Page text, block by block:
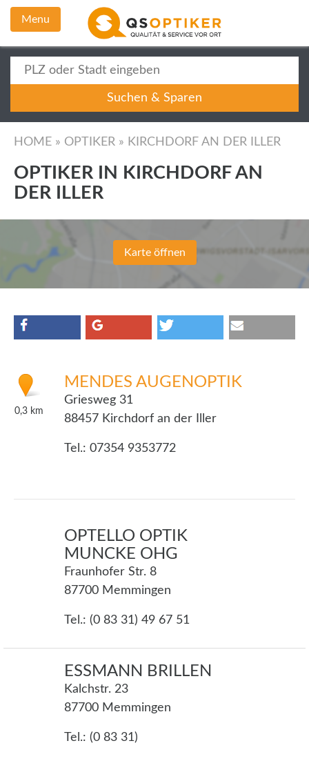
Menu
HOME » OPTIKER » KIRCHDORF AN DER ILLER
OPTIKER IN KIRCHDORF AN
DER ILLER
Karte öffnen
0,3km
MENDES AUGENOPTIK
Griesweg 31
88457 Kirchdorf an der Iller
Tel.: 07354 9353772
OPTELLO OPTIK
MUNCKE OHG
Fraunhofer Str. 8
87700 Memmingen
Tel.: (0 83 31) 49 67 51
ESSMANN BRILLEN
Kalchstr. 23
87700 Memmingen
Tel.: (0 83 31)